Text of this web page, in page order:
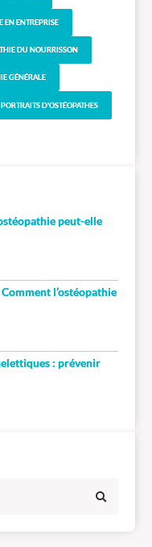
EN ENTREPRISE
DU NOURRISSON
GÉNÉRALE
PORTRAITS D'OSTÉOPATHES
peut-elle
l’ostéopathie
: prévenir